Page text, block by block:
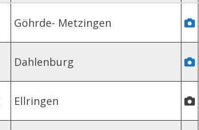
Göhrde- Metzingen
Dahlenburg
Ellringen